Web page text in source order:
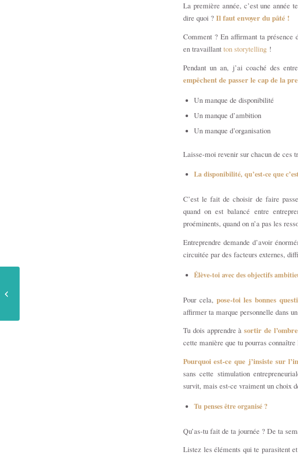
La première année, c’est une année
dire quoi ? Il faut envoyer du pâté !
Comment ? En affirmant ta présence
en travaillant ton storytelling !
Pendant un an, j’ai coaché des
empêchent de passer le cap de la
Un manque de disponibilité
Un manque d’ambition
Un manque d’organisation
Laisse-moi revenir sur chacun de ces
La disponibilité, qu’est-ce que
C’est le fait de choisir de faire
quand on est balancé entre
proéminents, quand on n’a pas les
Entreprendre demande d’avoir
circuitée par des facteurs externes,
Élève-toi avec des objectifs
Pour cela,pose-toi les bonnes
affirmer ta marque personnelle dans
Tu dois apprendre à sortir de
cette manière que tu pourras connaître
Pourquoi est-ce que j’insiste sur
sans cette stimulation
survit, mais est-ce vraiment un choix
Tu penses être organisé ?
Qu’as-tu fait de ta journée ? De ta
Listez les éléments qui te parasitent